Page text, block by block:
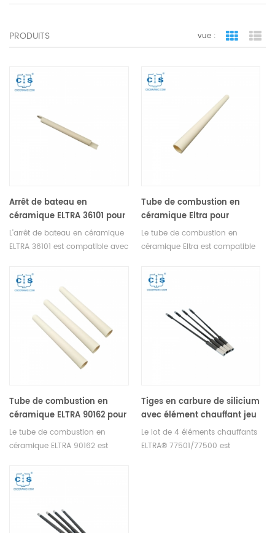
PRODUITS vue : vue de
Arrêt de bateau en
céramique ELTRA 36101 pour
ELTRA® CHS-580A/HELIOS
ELTRA® CS-2000
L'arrêt de bateau en céramique
ELTRA 36101 est compatible avec
ELTRA® CS-2000. Fabricant de
consommables OEM ELTRA.
Tube de combustion en
céramique Eltra pour
ELTRA® CHS-580A/HELIOS
Le tube de combustion en
céramique Eltra est compatible
Fabricant de consommables
OEM ELTRA.
Tube de combustion en
céramique ELTRA 90162 pour
ELTRA® CHS-580 ELTRA® CS-
2000 ELTRA® Elementrac
Le tube de combustion en
céramique ELTRA 90162 est
580 ELTRA® CS-2000 ELTRA®
Elementrac CSd. Fabricant de
Tiges en carbure de silicium
avec élément chauffant jeu
de 4 ELTRA® 77501/77500
pour ELTRA® CHS-580
Le lot de 4 éléments chauffants
ELTRA® 77501/77500 est